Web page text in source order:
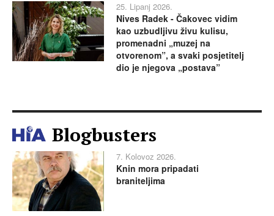
25. Lipanj 2026.
Nives Radek - Čakovec vidim
kao uzbudljivu živu kulisu,
promenadni „muzej na
otvorenom”, a svaki posjetitelj
dio je njegova „postava”
Blogbusters
7. Kolovoz 2026.
Knin mora pripadati
braniteljima